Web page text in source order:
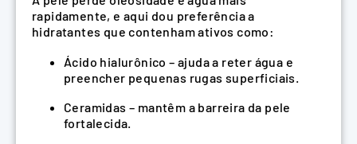
rapidamente, e aqui dou preferência a
hidratantes que contenham ativos como:
Ácido hialurônico – ajuda a reter água e
preencher pequenas rugas superficiais.
Ceramidas – mantêm a barreira da pele
fortalecida.